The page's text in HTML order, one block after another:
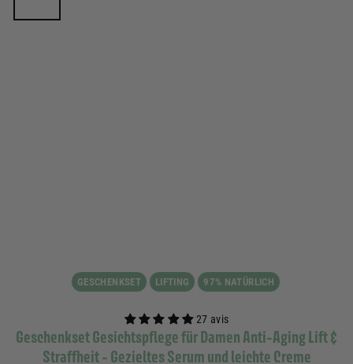
GESCHENKSET LIFTING 97% NATÜRLICH
27 avis
Geschenkset Gesichtspflege für Damen Anti-Aging Lift &
Straffheit - Gezieltes Serum und leichte Creme